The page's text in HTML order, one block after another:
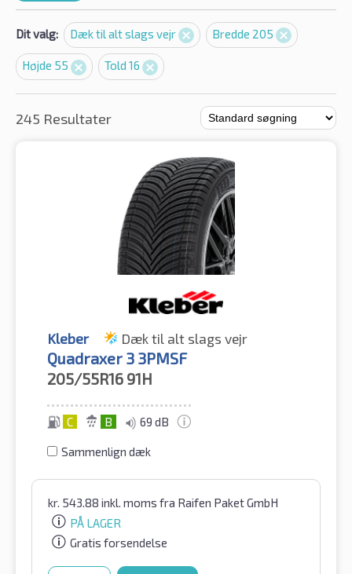
Dit valg: Dæk til alt slags vejr Bredde 205
Højde 55 Told 16
245 Resultater
Kleber Dæk til alt slags vejr
Quadraxer 3 3PMSF
205/55R16 91H
C B 69 dB
Sammenlign dæk
kr. 543.88 inkl. moms fra Raifen Paket GmbH
PÅ LAGER
Gratis forsendelse